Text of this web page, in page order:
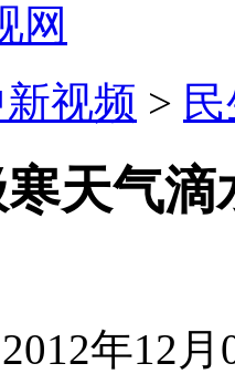
网
视频 >
天气
年12月